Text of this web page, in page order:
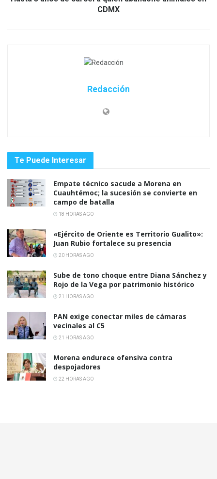
CDMX
Redacción
Te Puede Interesar
Empate técnico sacude a Morena en
Cuauhtémoc; la sucesión se convierte en
campo de batalla
18 HORAS AGO
«Ejército de Oriente es Territorio Gualito»:
Juan Rubio fortalece su presencia
20 HORAS AGO
Sube de tono choque entre Diana Sánchez y
Rojo de la Vega por patrimonio histórico
21 HORAS AGO
PAN exige conectar miles de cámaras
vecinales al C5
21 HORAS AGO
Morena endurece ofensiva contra
despojadores
22 HORAS AGO